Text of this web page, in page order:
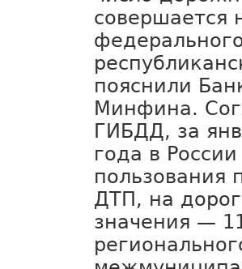
совершается
пояснили
Минфина.
ГИБДД, за
года в
пользования
ДТП, на
значения —